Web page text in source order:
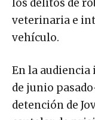
los delitos de
veterinaria e
vehículo.
En la audiencia
de junio
detención de